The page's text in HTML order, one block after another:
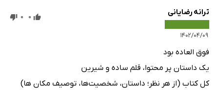
ترانه رضایانی
۱۴۰۲/۰۴/۰۹
0
0
فوق العاده بود
یک داستان پر محتوا، قلم سا‌ده و شیرین
کل کتاب (از هر نظر؛ داستان، شخصیت‌ها، توصیف مکان ها)